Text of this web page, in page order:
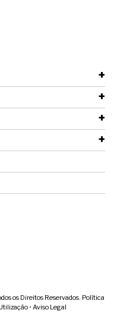
os Direitos Reservados. Política
• Aviso Legal